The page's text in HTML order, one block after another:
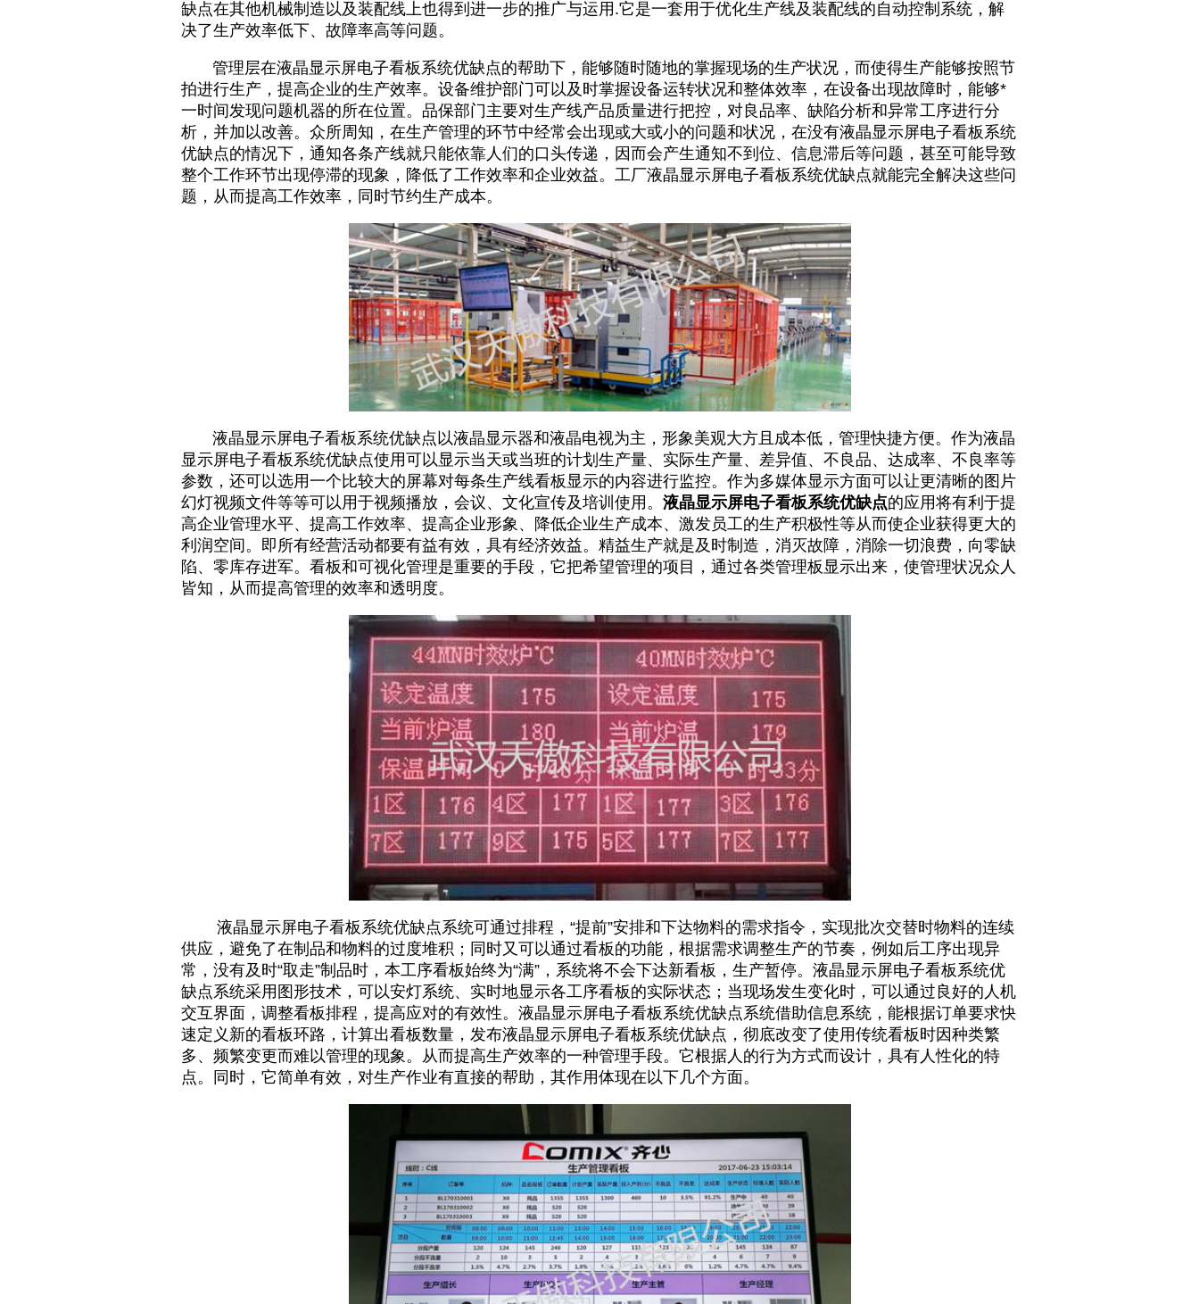
缺点在其他机械制造以及装配线上也得到进一步的推广与运用.它是一套用于优化生产线及装配线的自动控制系统，解
决了生产效率低下、故障率高等问题。
管理层在液晶显示屏电子看板系统优缺点的帮助下，能够随时随地的掌握现场的生产状况，而使得生产能够按照节
拍进行生产，提高企业的生产效率。设备维护部门可以及时掌握设备运转状况和整体效率，在设备出现故障时，能够*
一时间发现问题机器的所在位置。品保部门主要对生产线产品质量进行把控，对良品率、缺陷分析和异常工序进行分
析，并加以改善。众所周知，在生产管理的环节中经常会出现或大或小的问题和状况，在没有液晶显示屏电子看板系统
优缺点的情况下，通知各条产线就只能依靠人们的口头传递，因而会产生通知不到位、信息滞后等问题，甚至可能导致
整个工作环节出现停滞的现象，降低了工作效率和企业效益。工厂液晶显示屏电子看板系统优缺点就能完全解决这些问
题，从而提高工作效率，同时节约生产成本。
液晶显示屏电子看板系统优缺点以液晶显示器和液晶电视为主，形象美观大方且成本低，管理快捷方便。作为液晶
显示屏电子看板系统优缺点使用可以显示当天或当班的计划生产量、实际生产量、差异值、不良品、达成率、不良率等
参数，还可以选用一个比较大的屏幕对每条生产线看板显示的内容进行监控。作为多媒体显示方面可以让更清晰的图片
幻灯视频文件等等可以用于视频播放，会议、文化宣传及培训使用。 液晶显示屏电子看板系统优缺点的应用将有利于提
高企业管理水平、提高工作效率、提高企业形象、降低企业生产成本、激发员工的生产积极性等从而使企业获得更大的
利润空间。即所有经营活动都要有益有效，具有经济效益。精益生产就是及时制造，消灭故障，消除一切浪费，向零缺
陷、零库存进军。看板和可视化管理是重要的手段，它把希望管理的项目，通过各类管理板显示出来，使管理状况众人
皆知，从而提高管理的效率和透明度。
液晶显示屏电子看板系统优缺点系统可通过排程，“提前”安排和下达物料的需求指令，实现批次交替时物料的连续
供应，避免了在制品和物料的过度堆积；同时又可以通过看板的功能，根据需求调整生产的节奏，例如后工序出现异
常，没有及时“取走”制品时，本工序看板始终为“满”，系统将不会下达新看板，生产暂停。液晶显示屏电子看板系统优
缺点系统采用图形技术，可以安灯系统、实时地显示各工序看板的实际状态；当现场发生变化时，可以通过良好的人机
交互界面，调整看板排程，提高应对的有效性。液晶显示屏电子看板系统优缺点系统借助信息系统，能根据订单要求快
速定义新的看板环路，计算出看板数量，发布液晶显示屏电子看板系统优缺点，彻底改变了使用传统看板时因种类繁
多、频繁变更而难以管理的现象。从而提高生产效率的一种管理手段。它根据人的行为方式而设计，具有人性化的特
点。同时，它简单有效，对生产作业有直接的帮助，其作用体现在以下几个方面。